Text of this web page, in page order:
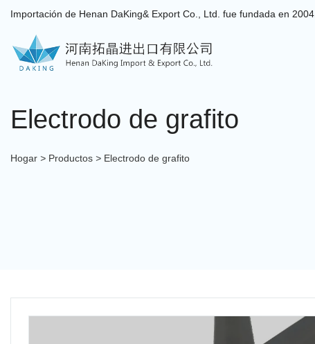
Importación de Henan DaKing& Export Co., Ltd. fue fundada en 2004.
Electrodo de grafito
Hogar > Productos > Electrodo de grafito